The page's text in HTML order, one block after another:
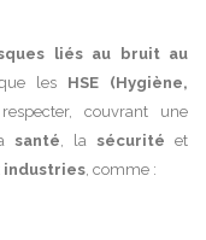
liés au bruit au
les HSE
(Hygiène,
couvrant une
santé, la sécurité et
industries, comme :